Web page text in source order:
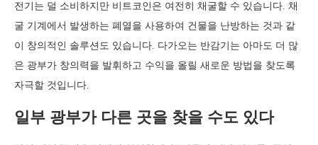
전기는 덜 소비하지만 비트코인은 여전히 채굴할 수 있습니다. 채
굴 기계에서 발생하는 폐열을 사용하여 건물을 난방하는 것과 같
이 창의적인 솔루션도 있습니다. 다가오는 반감기는 아마도 더 많
은 광부가 창의력을 발휘하고 수익을 올릴 새로운 방법을 찾도록
자극할 것입니다.
일부 광부가 다른 곳을 찾을 수도 있다